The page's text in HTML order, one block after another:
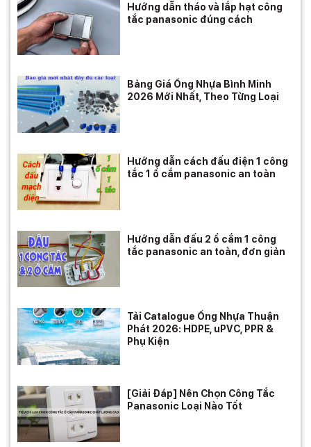
Hướng dẫn tháo và lắp hạt công
tắc panasonic đúng cách
Bảng Giá Ống Nhựa Bình Minh
2026 Mới Nhất, Theo Từng Loại
Hướng dẫn cách đấu điện 1 công
tắc 1 ổ cắm panasonic an toàn
Hướng dẫn đấu 2 ổ cắm 1 công
tắc panasonic an toàn, đơn giản
Tải Catalogue Ống Nhựa Thuận
Phát 2026: HDPE, uPVC, PPR &
Phụ Kiện
[Giải Đáp] Nên Chọn Công Tắc
Panasonic Loại Nào Tốt